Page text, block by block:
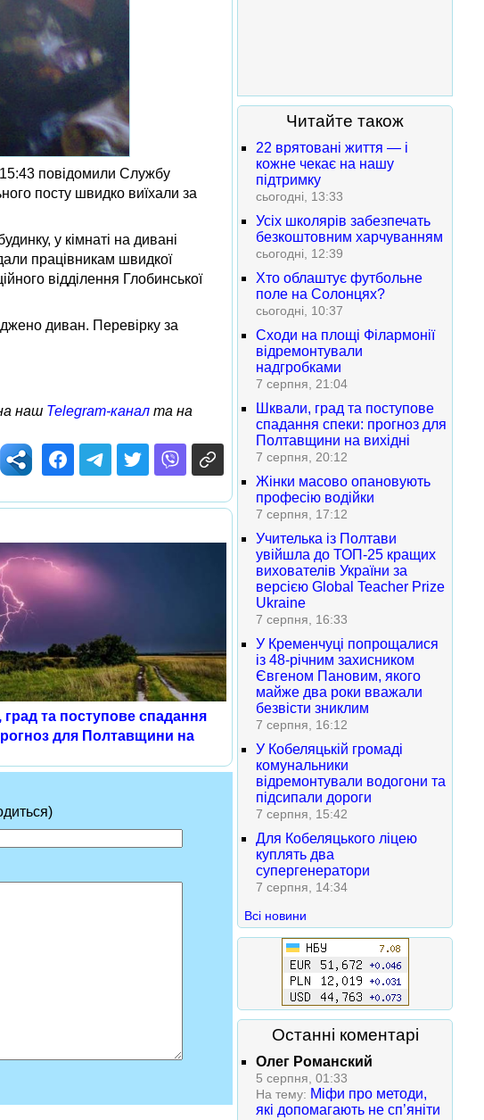
повідомили Службу
посту швидко виїхали за
у кімнаті на дивані
працівникам швидкої
відділення Глобинської
диван. Перевірку за
наш Telegram-канал та на
та поступове спадання
для Полтавщини на
Читайте також
22 врятовані життя — і
кожне чекає на нашу
підтримку
сьогодні, 13:33
Усіх школярів забезпечать
безкоштовним харчуванням
сьогодні, 12:39
Хто облаштує футбольне
поле на Солонцях?
сьогодні, 10:37
Сходи на площі Філармонії
відремонтували
надгробками
7 серпня, 21:04
Шквали, град та поступове
спадання спеки: прогноз для
Полтавщини на вихідні
7 серпня, 20:12
Жінки масово опановують
професію водійки
7 серпня, 17:12
Учителька із Полтави
увійшла до ТОП-25 кращих
вихователів України за
версією Global Teacher Prize
Ukraine
7 серпня, 16:33
У Кременчуці попрощалися
із 48-річним захисником
Євгеном Пановим, якого
майже два роки вважали
безвісти зниклим
7 серпня, 16:12
У Кобеляцькій громаді
комунальники
відремонтували водогони та
підсипали дороги
7 серпня, 15:42
Для Кобеляцького ліцею
куплять два
супергенератори
7 серпня, 14:34
Всі новини
Останні коментарі
Олег Романский
5 серпня, 01:33
На тему: Міфи про методи,
які допомагають не сп’яніти